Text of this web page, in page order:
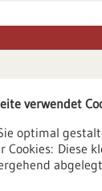
verwendet
optimal
Diese